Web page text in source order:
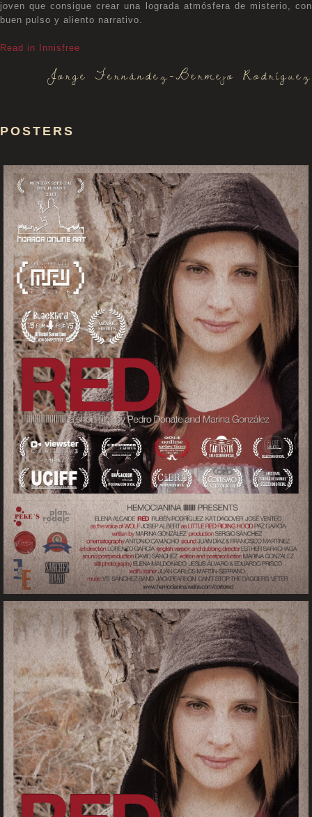
joven que consigue crear una lograda atmósfera de misterio, con
buen pulso y aliento narrativo.
Read in Innisfree
Jorge Fernández-Bermejo Rodríguez
POSTERS